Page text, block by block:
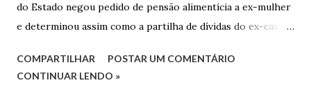
do Estado negou pedido de pensão alimentícia a ex-mulher
e determinou assim como a partilha de dívidas do ex-casal,
Juízo do 1º Grau concedeu o pedido. A decisão foi
COMPARTILHAR
POSTAR UM COMENTÁRIO
CONTINUAR LENDO »